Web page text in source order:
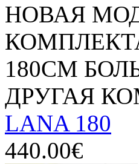
НОВАЯ
180СМ
ДРУГАЯ
LANA 180
440.00€